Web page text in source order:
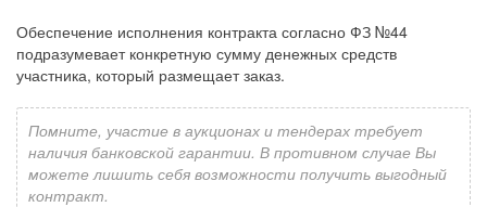
Обеспечение исполнения контракта согласно ФЗ №44
подразумевает конкретную сумму денежных средств
участника, который размещает заказ.
Помните, участие в аукционах и тендерах требует
наличия банковской гарантии. В противном случае Вы
можете лишить себя возможности получить выгодный
контракт.